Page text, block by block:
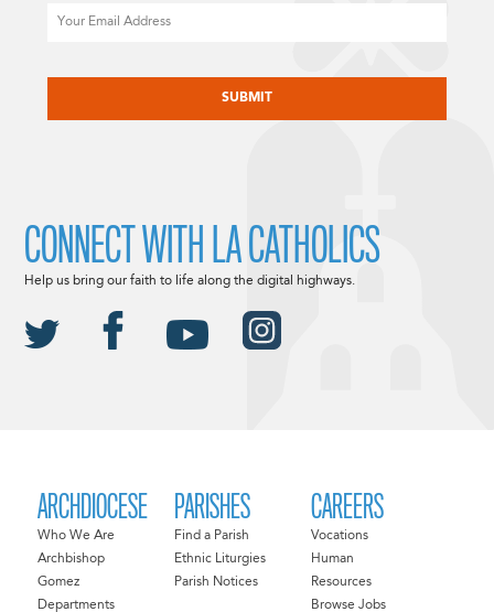
ARCHDIOCESE
Who We Are
Archbishop
Gomez
Departments
PARISHES
Find a Parish
Ethnic Liturgies
Parish Notices
CAREERS
Vocations
Human
Resources
Browse Jobs
CONNECT WITH LA CATHOLICS
Help us bring our faith to life along the digital highways.